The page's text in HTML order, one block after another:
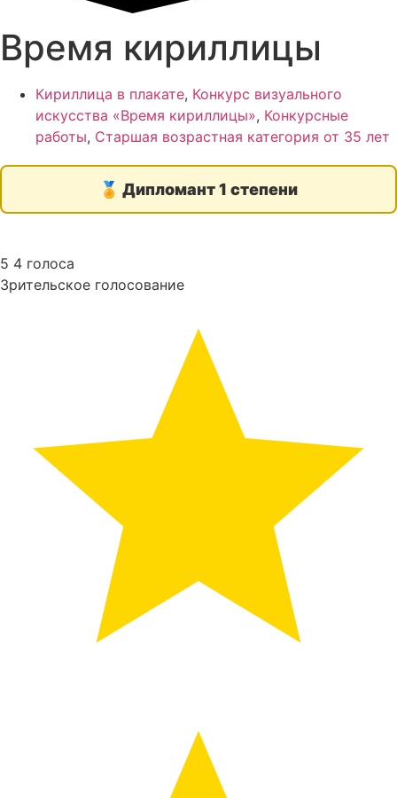
Время кириллицы
Кириллица в плакате, Конкурс визуального
искусства «Время кириллицы», Конкурсные
работы, Старшая возрастная категория от 35 лет
🏅 Дипломант 1 степени
5 4 голоса
Зрительское голосование